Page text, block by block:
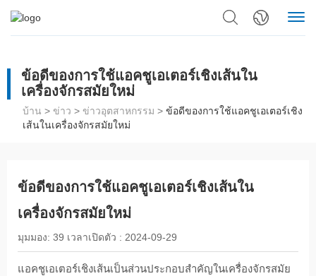
ข้อดีของการใช้แอคชูเอเตอร์เชิงเส้นใน
เครื่องจักรสมัยใหม่
บ้าน > ข่าว > ข่าวอุตสาหกรรม > ข้อดีของการใช้แอคชูเอเตอร์เชิง
เส้นในเครื่องจักรสมัยใหม่
ข้อดีของการใช้แอคชูเอเตอร์เชิงเส้นใน
เครื่องจักรสมัยใหม่
มุมมอง: 39 เวลาเปิดตัว : 2024-09-29
แอคชูเอเตอร์เชิงเส้นเป็นส่วนประกอบสําคัญในเครื่องจักรสมัย